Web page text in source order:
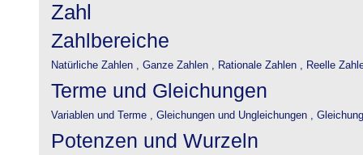
Zahl
Zahlbereiche
Natürliche Zahlen , Ganze Zahlen , Rationale Zahlen , Reelle
Terme und Gleichungen
Variablen und Terme , Gleichungen und Ungleichungen ,
Potenzen und Wurzeln